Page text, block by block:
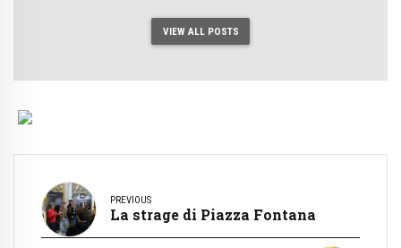
VIEW ALL POSTS
PREVIOUS
La strage di Piazza Fontana